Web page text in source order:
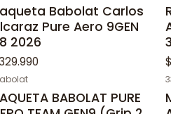
Babolat Carlos
Pure Aero 9GEN
2026
BABOLAT PURE